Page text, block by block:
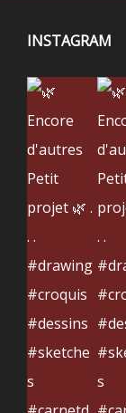
INSTAGRAM